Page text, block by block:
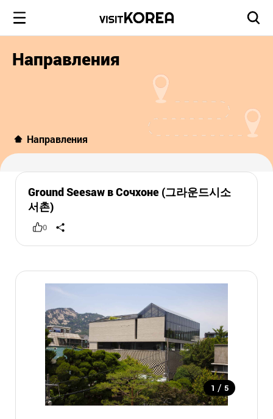
Направления
Направления
Ground Seesaw в Сочхоне (그라운드시소
서촌)
0
1 / 5